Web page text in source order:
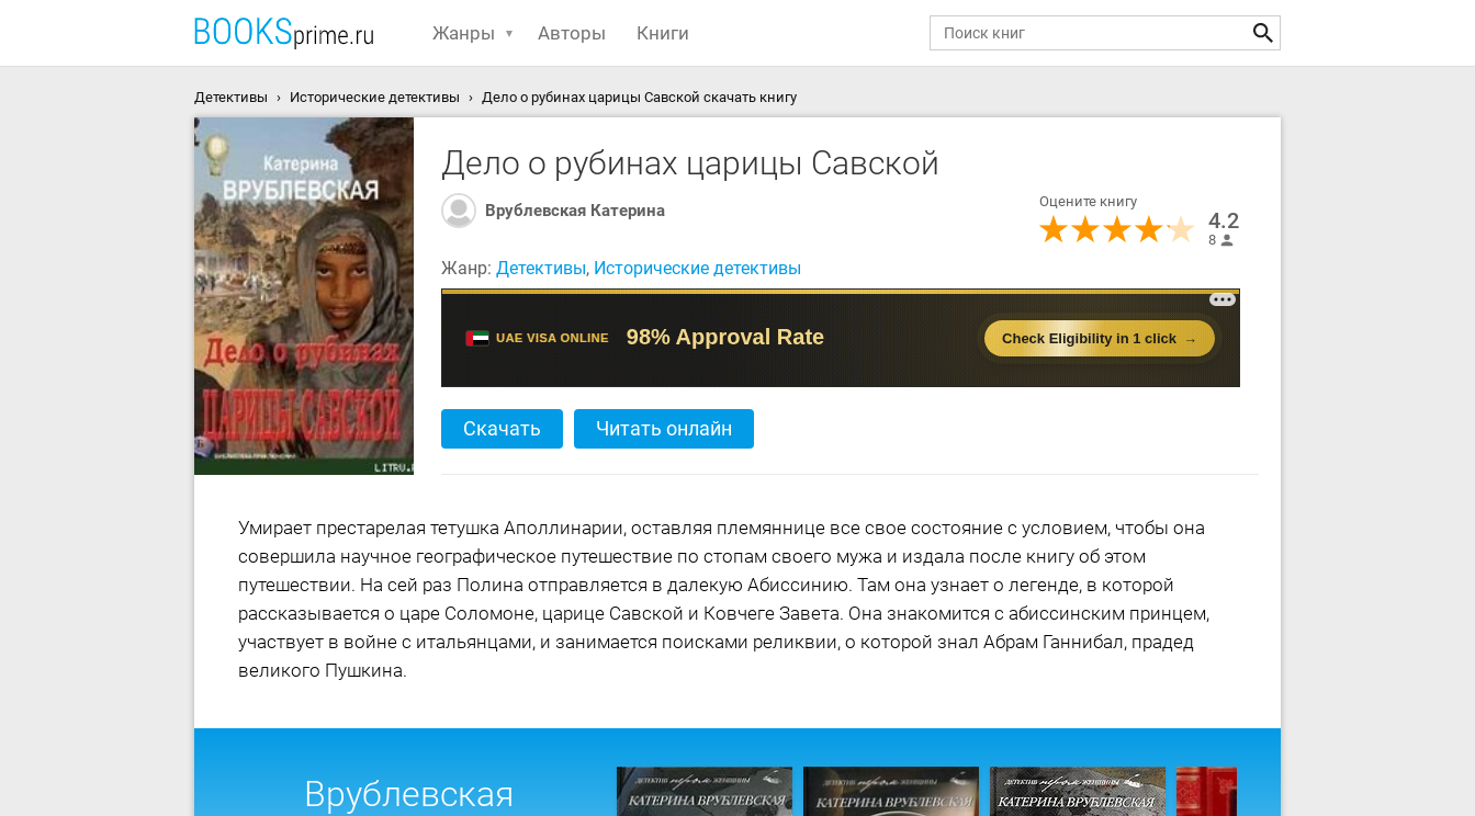
Жанры Авторы Книги
Детективы Исторические детективы Дело о рубинах царицы Савской скачать книгу
Дело о рубинах царицы Савской
Врублевская Катерина Оцените книгу
4.2
8
Жанр: Детективы, Исторические детективы
Скачать Читать онлайн
Умирает престарелая тетушка Аполлинарии, оставляя племяннице все свое состояние с условием, чтобы она
совершила научное географическое путешествие по стопам своего мужа и издала после книгу об этом
путешествии. На сей раз Полина отправляется в далекую Абиссинию. Там она узнает о легенде, в которой
рассказывается о царе Соломоне, царице Савской и Ковчеге Завета. Она знакомится с абиссинским принцем,
участвует в войне с итальянцами, и занимается поисками реликвии, о которой знал Абрам Ганнибал, прадед
великого Пушкина.
Врублевская